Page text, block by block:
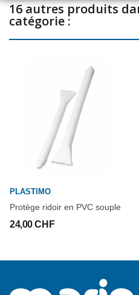
16 autres produits
catégorie :
PLASTIMO
Protège ridoir en PVC souple
24,00 CHF